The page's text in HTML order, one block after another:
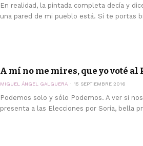
En realidad, la pintada completa decía y
una pared de mi pueblo está. Si te portas
A mí no me mires, que yo voté al
MIGUEL ÁNGEL GALGUERA 15 SEPTIEMBRE 2016
Podemos solo y sólo Podemos. A ver si
presenta a las Elecciones por Soria, bella